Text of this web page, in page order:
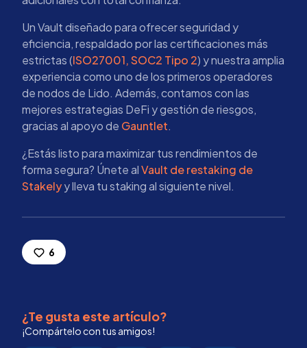
Un Vault diseñado para ofrecer seguridad y
eficiencia, respaldado por las certificaciones más
estrictas (ISO27001, SOC2 Tipo 2) y nuestra amplia
experiencia como uno de los primeros operadores
de nodos de Lido. Además, contamos con las
mejores estrategias DeFi y gestión de riesgos,
gracias al apoyo de Gauntlet.
¿Estás listo para maximizar tus rendimientos de
forma segura? Únete alVault de restaking de
Stakelyy lleva tu staking al siguiente nivel.
6
¿Te gusta este artículo?
¡Compártelo con tus amigos!